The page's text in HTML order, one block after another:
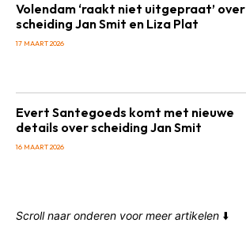
Volendam ‘raakt niet uitgepraat’ over
scheiding Jan Smit en Liza Plat
17 MAART 2026
Evert Santegoeds komt met nieuwe
details over scheiding Jan Smit
16 MAART 2026
Scroll naar onderen voor meer artikelen ⬇️